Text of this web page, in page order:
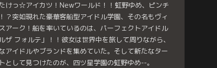
けっ☆アイカツ！Newワールド！！虹野ゆめ、ピンチ
？突如現れた豪華客船型アイドル学園、その名もヴィ
アーク！船を率いているのは、パーフェクトアイドル
ザ フォルテ」！！彼女は世界中を旅して周りながら、
アイドルやブランドを集めていた。そして新たなター
として見つけたのが、四ツ星学園の虹野ゆめ--。